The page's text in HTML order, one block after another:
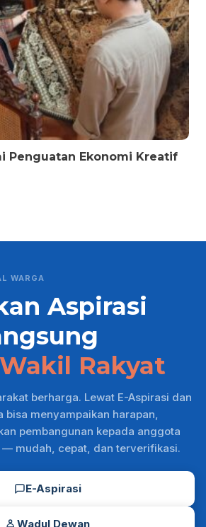
Penguatan Ekonomi Kreatif
WARGA
Aspirasi
Wakil Rakyat
berharga. Lewat E-Aspirasi dan
bisa menyampaikan harapan,
pembangunan kepada anggota
— mudah, cepat, dan terverifikasi.
E-Aspirasi
Wadul Dewan